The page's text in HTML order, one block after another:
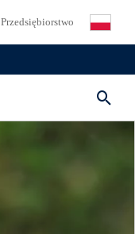
Przedsiębiorstwo